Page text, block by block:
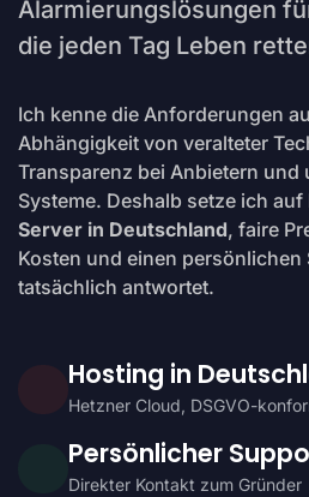
Alarmierungslösungen
die jeden Tag Leben
Ich kenne die Anforderungen
Abhängigkeit von veralteter
Transparenz bei Anbietern
Systeme. Deshalb setze ich auf
Server in Deutschland, faire
Kosten und einen persönlichen
tatsächlich antwortet.
Hosting in
Hetzner Cloud, DSGVO-
Persönlicher
Direkter Kontakt zum Gründer